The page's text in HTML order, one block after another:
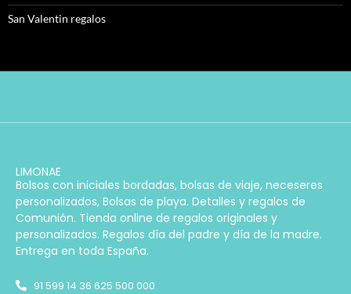
San Valentin regalos
LIMONAE
Bolsos con iniciales bordadas, bolsas de viaje, neceseres
personalizados, Bolsas de playa. Detalles y regalos de
Comunión. Tienda online de regalos originales y
personalizados. Regalos día del padre y día de la madre.
Entrega en toda España.
91 599 14 36 625 500 000